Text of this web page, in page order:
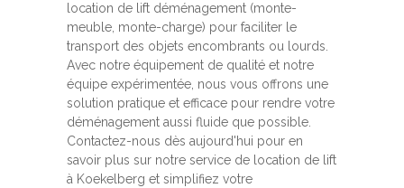
location de lift déménagement (monte-
meuble, monte-charge) pour faciliter le
transport des objets encombrants ou lourds.
Avec notre équipement de qualité et notre
équipe expérimentée, nous vous offrons une
solution pratique et efficace pour rendre votre
déménagement aussi fluide que possible.
Contactez-nous dès aujourd'hui pour en
savoir plus sur notre service de location de lift
à Koekelberg et simplifiez votre